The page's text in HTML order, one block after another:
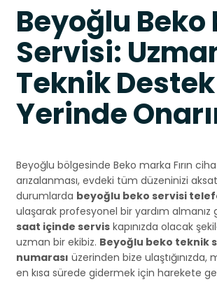
Beyoğlu Beko
Servisi:
Teknik
Yerinde
Beyoğlu bölgesinde Beko marka Fırın
arızalanması, evdeki tüm düzeninizi
durumlarda beyoğlu beko servisi
ulaşarak profesyonel bir yardım almanız
saat içinde servis kapınızda olacak
uzman bir ekibiz. Beyoğlu beko teknik
numarası üzerinden bize ulaştığınızda,
en kısa sürede gidermek için harekete